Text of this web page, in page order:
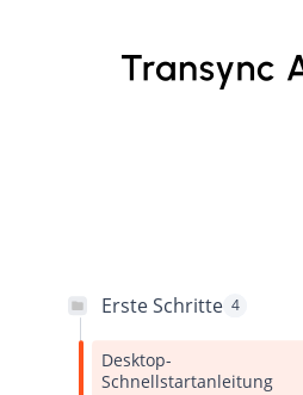
Erste Schritte 4
Desktop-
Schnellstartanleitung